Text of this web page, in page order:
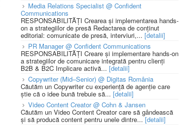
Media Relations Specialist @ Confident
Communications
RESPONSABILITĂȚI Crearea și implementarea hands-
on a strategiilor de presă Redactarea de conținut
editorial: comunicate de presă, interviuri,... [detalii]
PR Manager @ Confident Communications
RESPONSABILITĂȚI Creare și implementare hands-on
a strategiilor de comunicare integrată pentru clienți
B2B & B2C Implicare activă... [detalii]
Copywriter (Mid–Senior) @ Digitas România
Căutăm un Copywriter cu experiență de agenție care
știe că o idee bună trebuie să... [detalii]
Video Content Creator @ Cohn & Jansen
Căutăm un Video Content Creator care să gândească
și să producă content pentru unele dintre... [detalii]